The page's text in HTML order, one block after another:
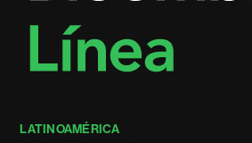
LATINOAMÉRICA